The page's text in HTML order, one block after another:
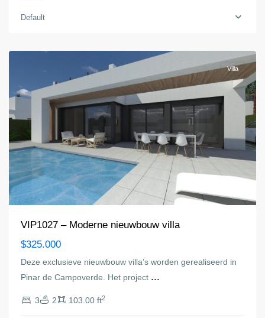
Default
De
Villa
VIP1027 – Moderne nieuwbouw villa
$325.000
Deze exclusieve nieuwbouw villa’s worden gerealiseerd in
Pinar de Campoverde. Het project ...
3 2 103.00 ft2